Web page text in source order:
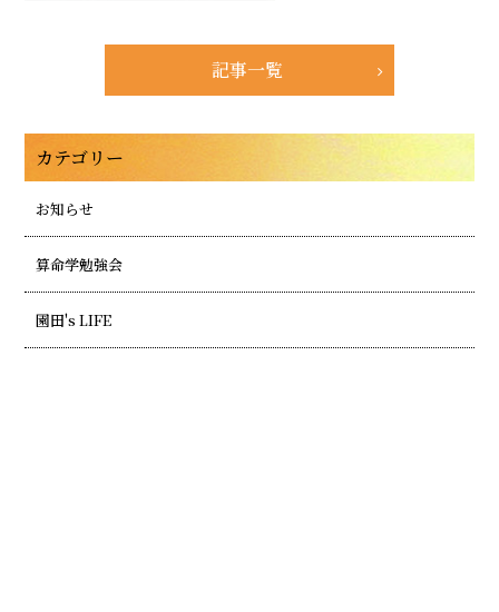
記事一覧
カテゴリー
お知らせ
算命学勉強会
園田's LIFE